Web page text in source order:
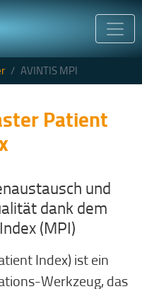
AVINTIS MPI
Patient
und
dank dem
(MPI)
Index) ist ein
Werkzeug, das